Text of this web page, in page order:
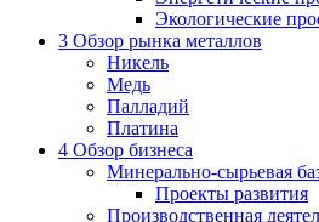
Экологические
3 Обзор рынка металлов
Никель
Медь
Палладий
Платина
4 Обзор бизнеса
Минерально-сырьевая
Проекты развития
Производственная